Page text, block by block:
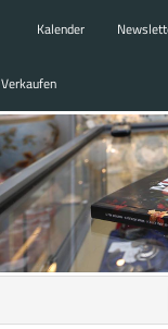
Kalender
Verkaufen